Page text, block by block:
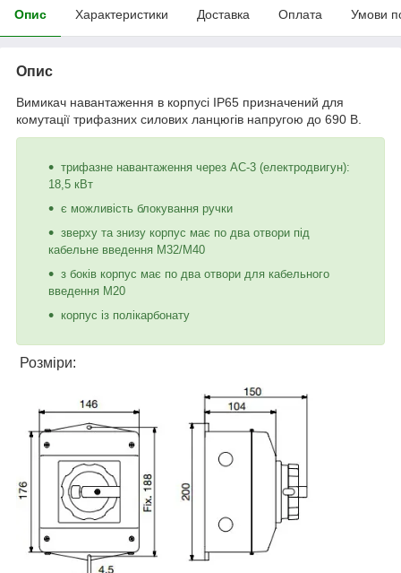
Опис Характеристики Доставка Оплата Умови
Опис
Вимикач навантаження в корпусі IP65 призначений для
комутації трифазних силових ланцюгів напругою до 690 В.
трифазне навантаження через AC-3 (електродвигун):
18,5 кВт
є можливість блокування ручки
зверху та знизу корпус має по два отвори під
кабельне введення М32/М40
з боків корпус має по два отвори для кабельного
введення М20
корпус із полікарбонату
Розміри: